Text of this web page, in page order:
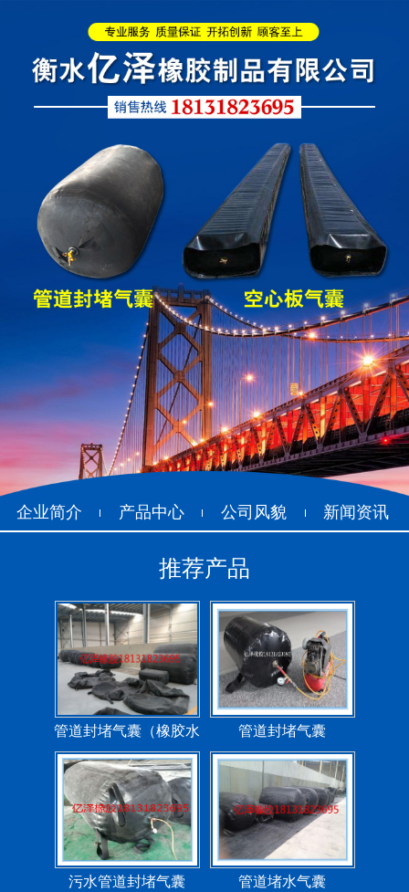
企业简介 产品中心 公司风貌 新闻资讯
推荐产品
管道封堵气囊（橡胶水
堵）
管道封堵气囊
污水管道封堵气囊 管道堵水气囊